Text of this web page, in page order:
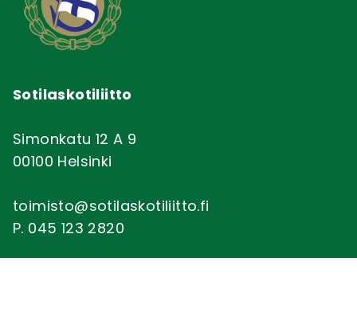
Sotilaskotiliitto
Simonkatu 12 A 9
00100 Helsinki
toimisto@sotilaskotiliitto.fi
P. 045 123 2820